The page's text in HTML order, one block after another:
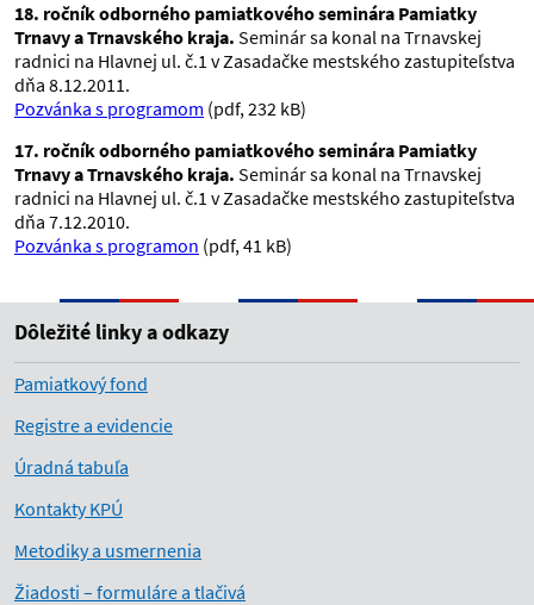
18. ročník odborného pamiatkového seminára Pamiatky
Trnavy a Trnavského kraja. Seminár sa konal na Trnavskej
radnici na Hlavnej ul. č.1 v Zasadačke mestského zastupiteľstva
dňa 8.12.2011.
Pozvánka s programom (pdf, 232 kB)
17. ročník odborného pamiatkového seminára Pamiatky
Trnavy a Trnavského kraja. Seminár sa konal na Trnavskej
radnici na Hlavnej ul. č.1 v Zasadačke mestského zastupiteľstva
dňa 7.12.2010.
Pozvánka s programon (pdf, 41 kB)
Dôležité linky a odkazy
Pamiatkový fond
Registre a evidencie
Úradná tabuľa
Kontakty KPÚ
Metodiky a usmernenia
Žiadosti – formuláre a tlačivá